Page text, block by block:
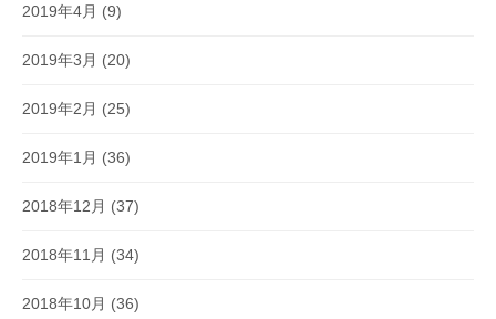
2019年4月 (9)
2019年3月 (20)
2019年2月 (25)
2019年1月 (36)
2018年12月 (37)
2018年11月 (34)
2018年10月 (36)